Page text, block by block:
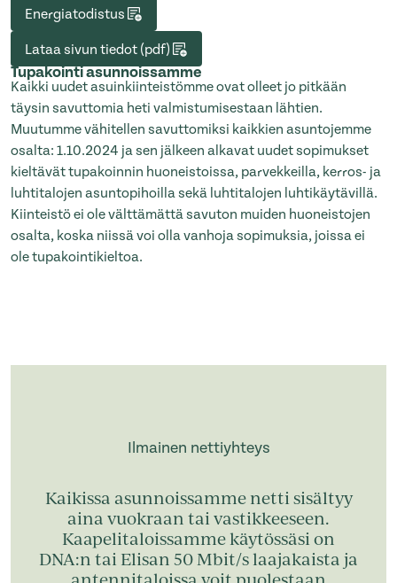
Energiatodistus
Lataa sivun tiedot (pdf)
Tupakointi asunnoissamme
Kaikki uudet asuinkiinteistömme ovat olleet jo pitkään
täysin savuttomia heti valmistumisestaan lähtien.
Muutumme vähitellen savuttomiksi kaikkien asuntojemme
osalta: 1.10.2024 ja sen jälkeen alkavat uudet sopimukset
kieltävät tupakoinnin huoneistoissa, parvekkeilla, kerros- ja
luhtitalojen asuntopihoilla sekä luhtitalojen luhtikäytävillä.
Kiinteistö ei ole välttämättä savuton muiden huoneistojen
osalta, koska niissä voi olla vanhoja sopimuksia, joissa ei
ole tupakointikieltoa.
Ilmainen nettiyhteys
Kaikissa asunnoissamme netti sisältyy
aina vuokraan tai vastikkeeseen.
Kaapelitaloissamme käytössäsi on
DNA:n tai Elisan 50 Mbit/s laajakaista ja